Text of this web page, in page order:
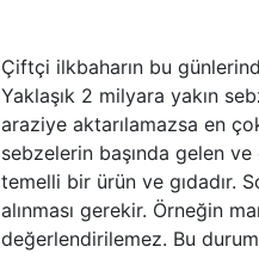
Çiftçi ilkbaharın bu
Yaklaşık 2 milyara yakın
araziye aktarılamazsa en
sebzelerin başında gelen
temelli bir ürün ve gıdadır.
alınması gerekir. Örneğin
değerlendirilemez. Bu